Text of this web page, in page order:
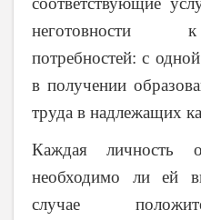
неготовности
потребностей: с
в получении
труда в надлежащих
Каждая личность
необходимо ли ей
случае